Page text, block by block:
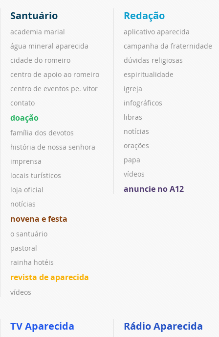
Santuário
academia marial
água mineral aparecida
cidade do romeiro
centro de apoio ao romeiro
centro de eventos pe. vitor
contato
doação
família dos devotos
história de nossa senhora
imprensa
locais turísticos
loja oficial
notícias
novena e festa
o santuário
pastoral
rainha hotéis
revista de aparecida
vídeos
Redação
aplicativo aparecida
campanha da fraternidade
dúvidas religiosas
espiritualidade
igreja
infográficos
libras
notícias
orações
papa
vídeos
anuncie no A12
TV Aparecida Rádio Aparecida